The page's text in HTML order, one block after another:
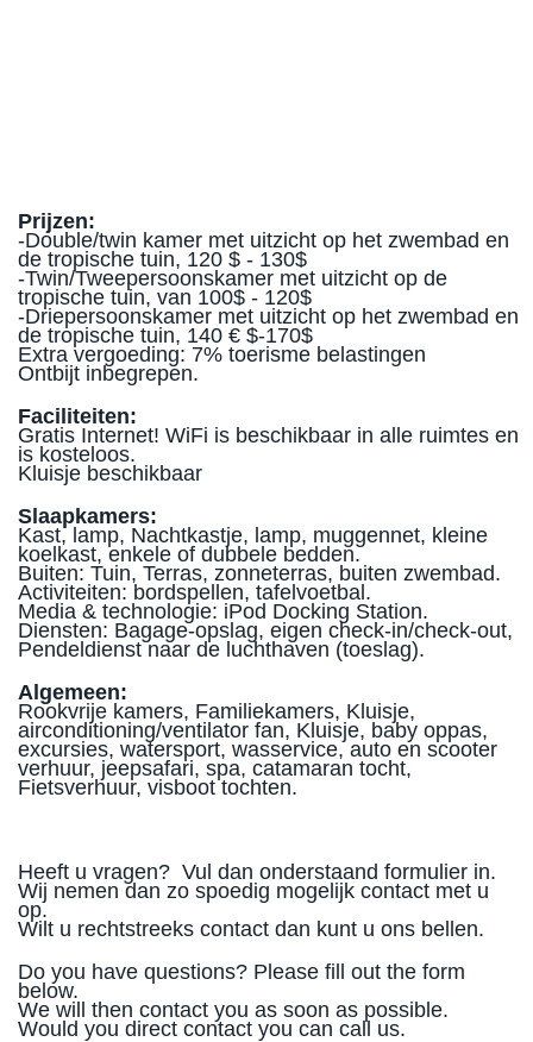
Prijzen:
-Double/twin kamer met uitzicht op het zwembad en
de tropische tuin, 120 $ - 130$
-Twin/Tweepersoonskamer met uitzicht op de
tropische tuin, van 100$ - 120$
-Driepersoonskamer met uitzicht op het zwembad en
de tropische tuin, 140 € $-170$
Extra vergoeding: 7% toerisme belastingen
Ontbijt inbegrepen.
Faciliteiten:
Gratis Internet! WiFi is beschikbaar in alle ruimtes en
is kosteloos.
Kluisje beschikbaar
Slaapkamers:
Kast, lamp, Nachtkastje, lamp, muggennet, kleine
koelkast, enkele of dubbele bedden.
Buiten: Tuin, Terras, zonneterras, buiten zwembad.
Activiteiten: bordspellen, tafelvoetbal.
Media & technologie: iPod Docking Station.
Diensten: Bagage-opslag, eigen check-in/check-out,
Pendeldienst naar de luchthaven (toeslag).
Algemeen:
Rookvrije kamers, Familiekamers, Kluisje,
airconditioning/ventilator fan, Kluisje, baby oppas,
excursies, watersport, wasservice, auto en scooter
verhuur, jeepsafari, spa, catamaran tocht,
Fietsverhuur, visboot tochten.
Heeft u vragen? Vul dan onderstaand formulier in.
Wij nemen dan zo spoedig mogelijk contact met u
op.
Wilt u rechtstreeks contact dan kunt u ons bellen.
Do you have questions? Please fill out the form
below.
We will then contact you as soon as possible.
Would you direct contact you can call us.